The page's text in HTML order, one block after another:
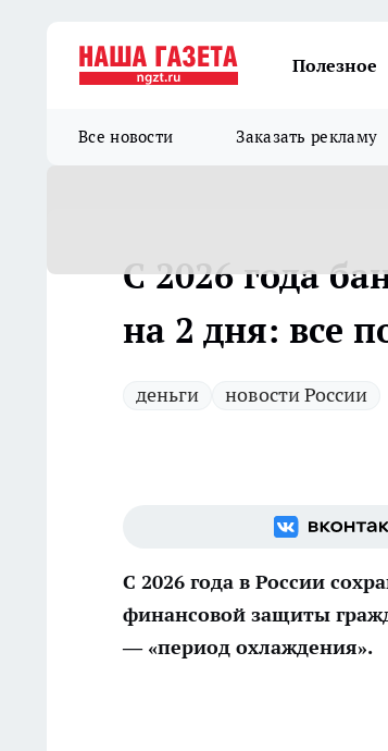
Полезное
Все новости Заказать рекламу
С 2026 года
на 2 дня: все
деньги новости России
С 2026 года в России
финансовой защиты
— «период охлаждения».